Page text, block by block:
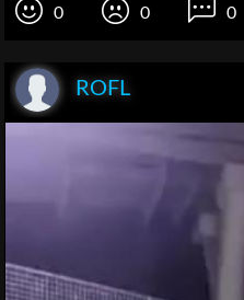
0 0 0
ROFL